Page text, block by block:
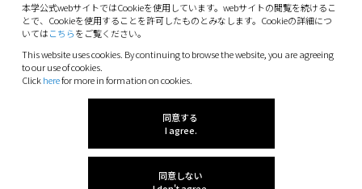
本学公式webサイトではCookieを使用しています。webサイトの閲覧を続けるこ
とで、Cookieを使用することを許可したものとみなします。Cookieの詳細につ
いてはこちらをご覧ください。
This website uses cookies. By continuing to browse the website, you are agreeing
to our use of cookies.
Clickherefor more in formation on cookies.
同意する
I agree.
同意しない
10-13 Dogo-Himata, Matsuyama, Ehime 790-
Phone: +81 89-927-9000
(C) 2026 Ehime University.